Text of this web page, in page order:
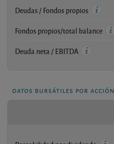
Deudas / Fondos propios
Fondos propios/total balance
Deuda neta / EBITDA
datos bursátiles por acción